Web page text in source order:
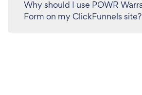
Why should I use POWR
Form on my ClickFunnels site?